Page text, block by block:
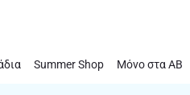
Summer Shop Μόνο στα ΑΒ